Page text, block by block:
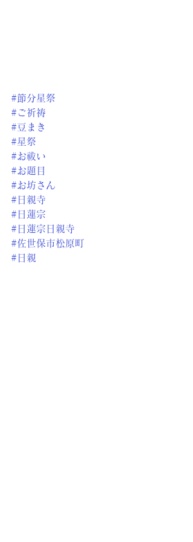
#節分星祭
#ご祈祷
#豆まき
#星祭
#お祓い
#お題目
#お坊さん
#日親寺
#日蓮宗
#日蓮宗日親寺
#佐世保市松原町
#日親